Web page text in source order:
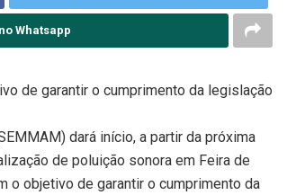
Whatsapp
de garantir o cumprimento da legislação
dará início, a partir da próxima
de poluição sonora em Feira de
o objetivo de garantir o cumprimento da